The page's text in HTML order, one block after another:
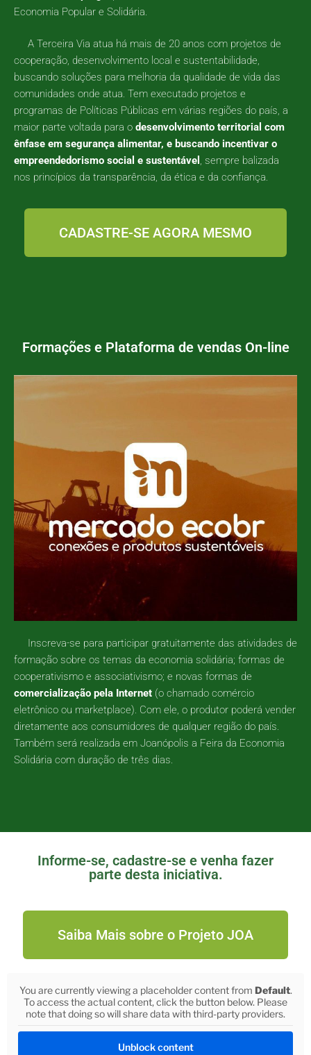
Economia Popular e Solidária.
A Terceira Via atua há mais de 20 anos com projetos de
cooperação, desenvolvimento local e sustentabilidade,
buscando soluções para melhoria da qualidade de vida das
comunidades onde atua. Tem executado projetos e
programas de Políticas Públicas em várias regiões do país, a
maior parte voltada para o desenvolvimento territorial com
ênfase em segurança alimentar, e buscando incentivar o
empreendedorismo social e sustentável , sempre balizada
nos princípios da transparência, da ética e da confiança.
CADASTRE-SE AGORA MESMO
Formações e Plataforma de vendas On-line
Inscreva-se para participar gratuitamente das atividades de
formação sobre os temas da economia solidária; formas de
cooperativismo e associativismo; e novas formas de
comercialização pela Internet (o chamado comércio
eletrônico ou marketplace). Com ele, o produtor poderá vender
diretamente aos consumidores de qualquer região do país.
Também será realizada em Joanópolis a Feira da Economia
Solidária com duração de três dias.
Informe-se, cadastre-se e venha fazer
parte desta iniciativa.
Saiba Mais sobre o Projeto JOA
You are currently viewing a placeholder content from Default.
To access the actual content, click the button below. Please
note that doing so will share data with third-party providers.
Unblock content